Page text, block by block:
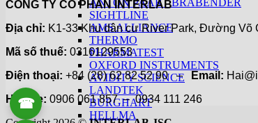
ANTON PAAR - BRABENDER
SIGHTLINE
AMS ALLIANCE
THERMO
PHARMATEST
OXFORD INSTRUMENTS
AVIDITY SCIENCE
LANDTEK
BURGHART
HELLMA
CÔNG TY CỔ PHẦN INTERLAB
Địa chỉ: K1-33 Khu dân cư River Park, Đường Võ
Mã số thuế: 0316129553
Điện thoại: +84 (28) 62 82 52 90 – Email:
Hotline: 0906 061 857 – 0934 111 246
☎ 0906 061 857